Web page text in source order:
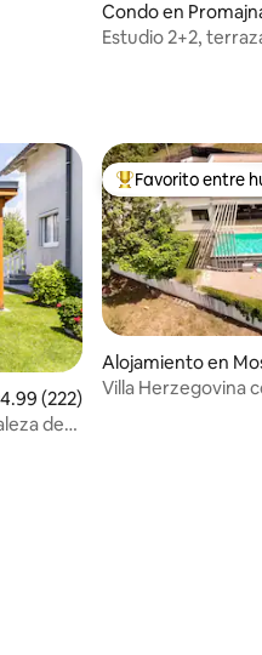
Condo en
Estudio 2+2,
promedio: 4.99 de 5,
4.99 (222)
de
Favorito entre
Favorito entre
Alojamiento en
Villa Herzegovina